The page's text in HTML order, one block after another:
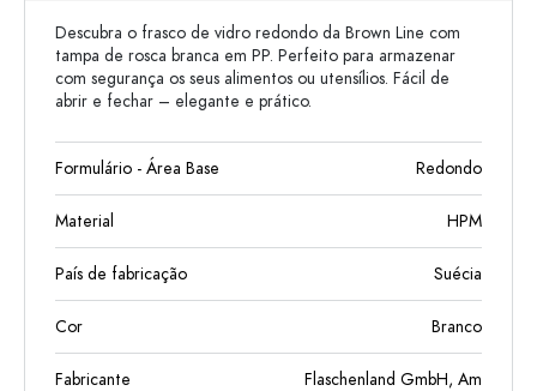
Descubra o frasco de vidro redondo da Brown Line com
tampa de rosca branca em PP. Perfeito para armazenar
com segurança os seus alimentos ou utensílios. Fácil de
abrir e fechar – elegante e prático.
Formulário - Área Base Redondo
Material HPM
País de fabricação Suécia
Cor Branco
Fabricante Flaschenland GmbH, Am